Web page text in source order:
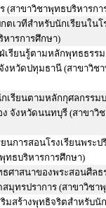
(สาขาวิชาพุทธบริหารกา
เวทีสำหรับนักเรียนในโ
ารการศึกษา)
เรียนรู้ตามหลักพุทธธรร
งหวัดปทุมธานี (สาขาวิช
รียนตามหลักกุศลกรรม
ง จังหวัดนนทบุรี (สาขาวิ
นการสอนโรงเรียนพระ
ทธบริหารการศึกษา)
ศาสนาของพระสอนศีลธ
มุทรปราการ (สาขาวิชา
มสร้างพุทธิจริตสำหรับนั